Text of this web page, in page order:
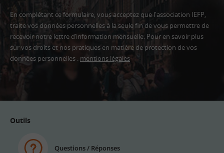
En complétant ce formulaire, vous acceptez que l'association IEFP,
traite vos données personnelles à la seule fin de vous permettre de
recevoir notre lettre d’information mensuelle. Pour en savoir plus
sur vos droits et nos pratiques en matière de protection de vos
données personnelles : mentions légales
Adresse
Outils
Questions / Réponses